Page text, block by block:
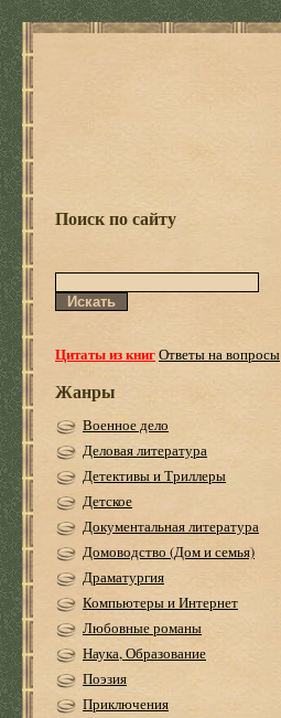
Поиск по сайту
Цитаты из книгОтветы на вопросы
Жанры
Военное дело
Деловая литература
Детективы и Триллеры
Детское
Документальная литература
Домоводство (Дом и семья)
Драматургия
Компьютеры и Интернет
Любовные романы
Наука, Образование
Поэзия
Приключения